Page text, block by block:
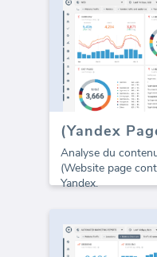
(Yandex
Analyse du
(Website page
Yandex.